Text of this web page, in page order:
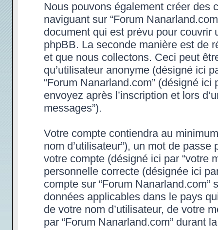
Nous pouvons également créer des
naviguant sur “Forum
document qui est prévu pour
phpBB. La seconde manière est de
et que nous collectons. Ceci peut
qu’utilisateur anonyme (désigné ici
“Forum Nanarland.com” (désigné
envoyez après l’inscription et lors
messages”).
Votre compte contiendra au
nom d’utilisateur”), un mot de
votre compte (désigné ici par “votre
personnelle correcte (désignée ici
compte sur “Forum
données applicables dans le pays
de votre nom d’utilisateur, de votre
par “Forum Nanarland.com” durant